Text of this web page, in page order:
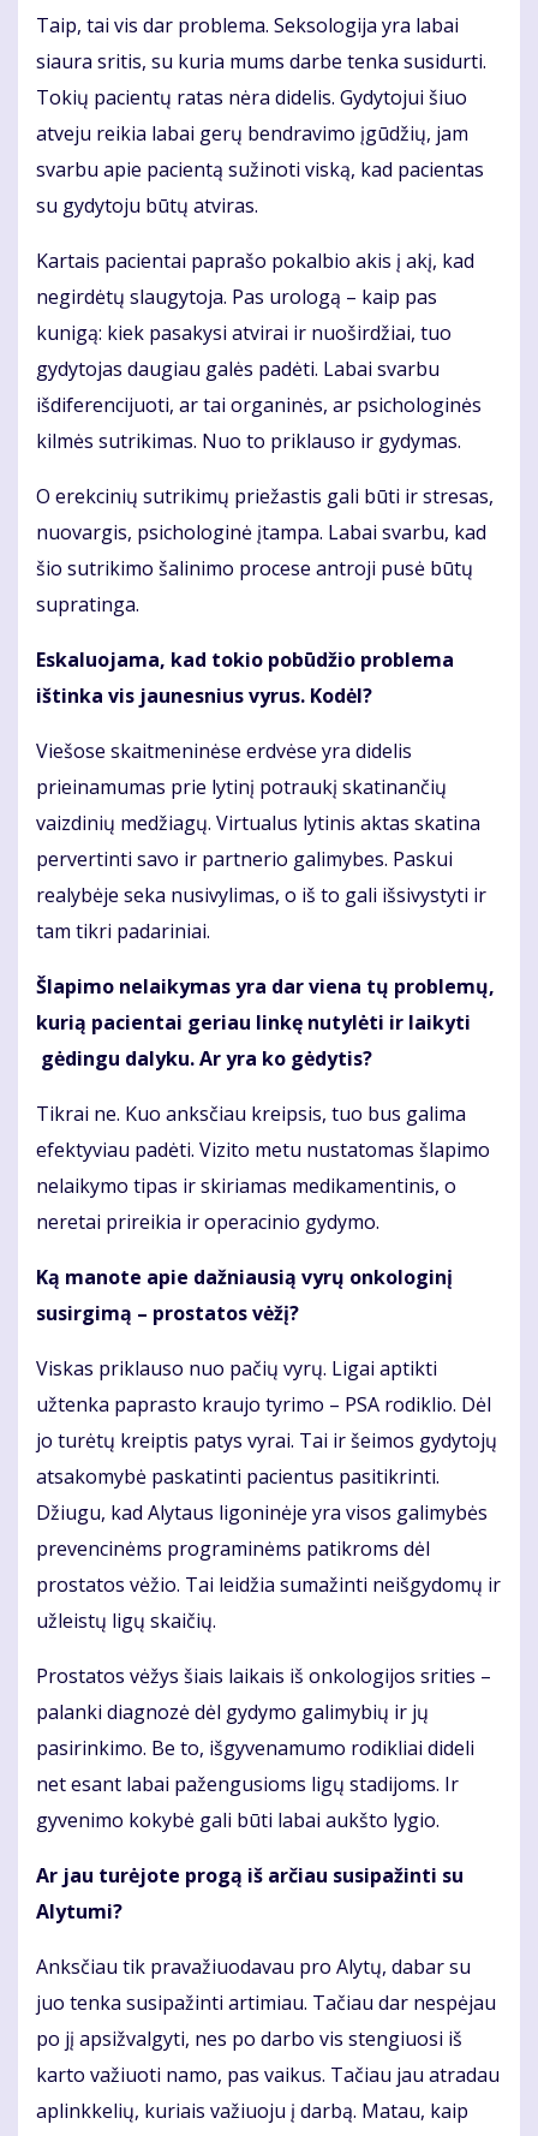
Taip, tai vis dar problema. Seksologija yra labai
siaura sritis, su kuria mums darbe tenka susidurti.
Tokių pacientų ratas nėra didelis. Gydytojui šiuo
atveju reikia labai gerų bendravimo įgūdžių, jam
svarbu apie pacientą sužinoti viską, kad pacientas
su gydytoju būtų atviras.
Kartais pacientai paprašo pokalbio akis į akį, kad
negirdėtų slaugytoja. Pas urologą – kaip pas
kunigą: kiek pasakysi atvirai ir nuoširdžiai, tuo
gydytojas daugiau galės padėti. Labai svarbu
išdiferencijuoti, ar tai organinės, ar psichologinės
kilmės sutrikimas. Nuo to priklauso ir gydymas.
O erekcinių sutrikimų priežastis gali būti ir stresas,
nuovargis, psichologinė įtampa. Labai svarbu, kad
šio sutrikimo šalinimo procese antroji pusė būtų
supratinga.
Eskaluojama, kad tokio pobūdžio problema
ištinka vis jaunesnius vyrus. Kodėl?
Viešose skaitmeninėse erdvėse yra didelis
prieinamumas prie lytinį potraukį skatinančių
vaizdinių medžiagų. Virtualus lytinis aktas skatina
pervertinti savo ir partnerio galimybes. Paskui
realybėje seka nusivylimas, o iš to gali išsivystyti ir
tam tikri padariniai.
Šlapimo nelaikymas yra dar viena tų problemų,
kurią pacientai geriau linkę nutylėti ir laikyti
gėdingu dalyku. Ar yra ko gėdytis?
Tikrai ne. Kuo anksčiau kreipsis, tuo bus galima
efektyviau padėti. Vizito metu nustatomas šlapimo
nelaikymo tipas ir skiriamas medikamentinis, o
neretai prireikia ir operacinio gydymo.
Ką manote apie dažniausią vyrų onkologinį
susirgimą – prostatos vėžį?
Viskas priklauso nuo pačių vyrų. Ligai aptikti
užtenka paprasto kraujo tyrimo – PSA rodiklio. Dėl
jo turėtų kreiptis patys vyrai. Tai ir šeimos gydytojų
atsakomybė paskatinti pacientus pasitikrinti.
Džiugu, kad Alytaus ligoninėje yra visos galimybės
prevencinėms programinėms patikroms dėl
prostatos vėžio. Tai leidžia sumažinti neišgydomų ir
užleistų ligų skaičių.
Prostatos vėžys šiais laikais iš onkologijos srities –
palanki diagnozė dėl gydymo galimybių ir jų
pasirinkimo. Be to, išgyvenamumo rodikliai dideli
net esant labai pažengusioms ligų stadijoms. Ir
gyvenimo kokybė gali būti labai aukšto lygio.
Ar jau turėjote progą iš arčiau susipažinti su
Alytumi?
Anksčiau tik pravažiuodavau pro Alytų, dabar su
juo tenka susipažinti artimiau. Tačiau dar nespėjau
po jį apsižvalgyti, nes po darbo vis stengiuosi iš
karto važiuoti namo, pas vaikus. Tačiau jau atradau
aplinkkelių, kuriais važiuoju į darbą. Matau, kaip